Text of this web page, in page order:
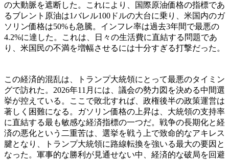
の大動脈を遮断した。これにより、国際原油価格の指標であ
るブレント原油は1バレル100ドルの大台に乗り、米国内のガ
ソリン価格は50%も急騰。インフレ率は過去3年間で最悪の
4.2%に達した。これは、日々の生活費に直結する問題であ
り、米国民の不満を増幅させるには十分すぎる打撃だった。
この経済的混乱は、トランプ大統領にとって最悪のタイミン
グで訪れた。2026年11月には、議会の勢力図を決める中間選
挙が控えている。ここで敗北すれば、政権後半の政策運営は
著しく困難になる。ガソリン価格の上昇は、大統領の支持率
に直結する最も敏感な経済指標の一つだ。戦争の長期化と経
済の悪化という二重苦は、選挙を戦う上で致命的なアキレス
腱となり、トランプ大統領に路線転換を強いる最大の要因と
なった。軍事的な勝利が見通せない中、経済的な破局を回避